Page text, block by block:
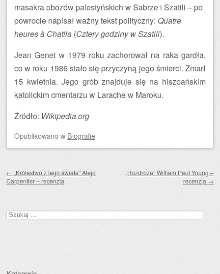
masakra obozów palestyńskich w Sabrze i Szatili – po
powrocie napisał ważny tekst polityczny: Quatre
heures à Chatila (Cztery godziny w Szatili).
Jean Genet w 1979 roku zachorował na raka gardła,
co w roku 1986 stało się przyczyną jego śmierci. Zmarł
15 kwietnia. Jego grób znajduje się na hiszpańskim
katolickim cmentarzu w Larache w Maroku.
Źródło: Wikipedia.org
Opublikowanow Biografie
← „Królestwo z tego świata” Alejo
Carpentier – recenzja
„Rozdroża” William Paul Young –
recenzja →
Szukaj: